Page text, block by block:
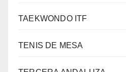
TAEKWONDO ITF
TENIS DE MESA